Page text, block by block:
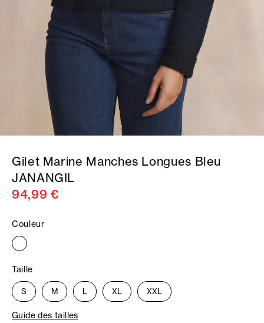
Gilet Marine Manches Longues Bleu
JANANGIL
94,99 €
Couleur
Taille
S M L XL XXL
Guide des tailles